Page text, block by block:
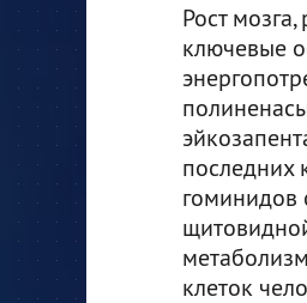
Рост
ключевые
последних
гоминидов
клеток